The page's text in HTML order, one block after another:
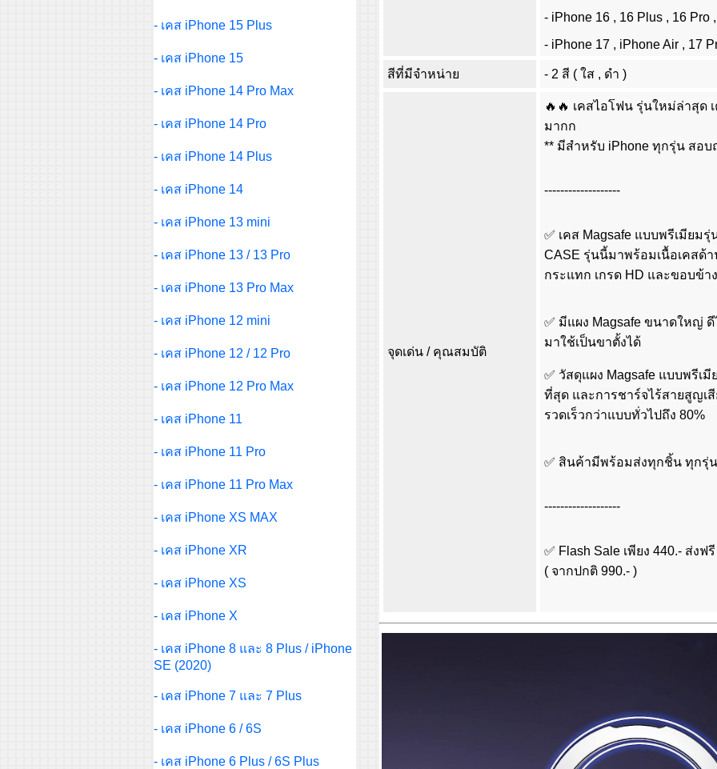
- เคส iPhone 15 Plus
- เคส iPhone 15
- เคส iPhone 14 Pro Max
- เคส iPhone 14 Pro
- เคส iPhone 14 Plus
- เคส iPhone 14
- เคส iPhone 13 mini
- เคส iPhone 13 / 13 Pro
- เคส iPhone 13 Pro Max
- เคส iPhone 12 mini
- เคส iPhone 12 / 12 Pro
- เคส iPhone 12 Pro Max
- เคส iPhone 11
- เคส iPhone 11 Pro
- เคส iPhone 11 Pro Max
- เคส iPhone XS MAX
- เคส iPhone XR
- เคส iPhone XS
- เคส iPhone X
- เคส iPhone 8 และ 8 Plus / iPhone
SE (2020)
- เคส iPhone 7 และ 7 Plus
- เคส iPhone 6 / 6S
- เคส iPhone 6 Plus / 6S Plus
- iPhone 16 , 16 Plus , 16 Pro
- iPhone 17 , iPhone Air , 17
สีที่มีจำหน่าย - 2 สี ( ใส , ดำ )
จุดเด่น / คุณสมบัติ
🔥🔥 เคสไอโฟน รุ่นใหม่ล่าสุด
มากก
** มีสำหรับ iPhone ทุกรุ่น สอบ
-------------------
✅ เคส Magsafe แบบพรีเมียม
CASE รุ่นนี้มาพร้อมเนื้อเคสด้
กระแทก เกรด HD และขอบข้
✅ มีแผง Magsafe ขนาดใหญ่
มาใช้เป็นขาตั้งได้
✅ วัสดุแผง Magsafe แบบพรีเ
ที่สุด และการชาร์จไร้สายสูญเ
รวดเร็วกว่าแบบทั่วไปถึง 80%
✅ สินค้ามีพร้อมส่งทุกชิ้น ทุกรุ่
-------------------
✅ Flash Sale เพียง 440.- ส่งฟรี
( จากปกติ 990.- )